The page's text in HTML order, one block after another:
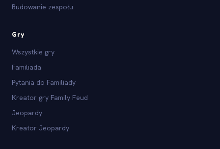
Budowanie zespołu
Gry
Wszystkie gry
Familiada
Pytania do Familiady
Kreator gry Family Feud
Jeopardy
Kreator Jeopardy